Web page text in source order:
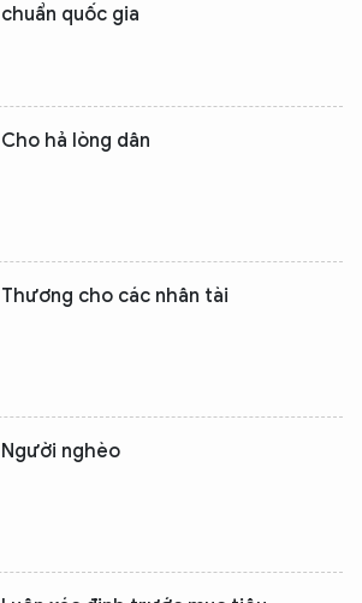
chuẩn quốc gia
Cho hả lòng dân
Thương cho các nhân tài
Người nghèo